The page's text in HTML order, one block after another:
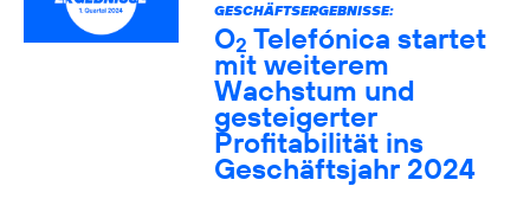
GESCHÄFTSERGEBNISSE:
O2 Telefónica startet
mit weiterem
Wachstum und
gesteigerter
Profitabilität ins
Geschäftsjahr 2024